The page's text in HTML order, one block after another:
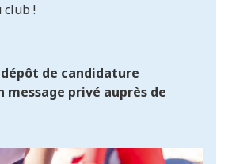
club !
de candidature
message privé auprès de